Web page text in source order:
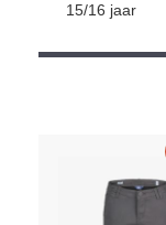
15/16 jaar